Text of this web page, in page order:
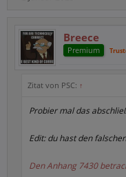
Breece
Premium
Zitat von PSC: ↑
Probier mal das
Edit: du hast den
Den Anhang 7430